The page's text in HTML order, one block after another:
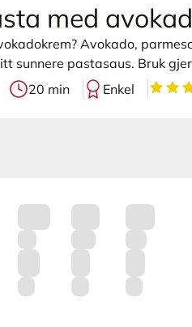
med
Avokado,
sunnere pastasaus. Bruk
20 min
Enkel 3.5av
a